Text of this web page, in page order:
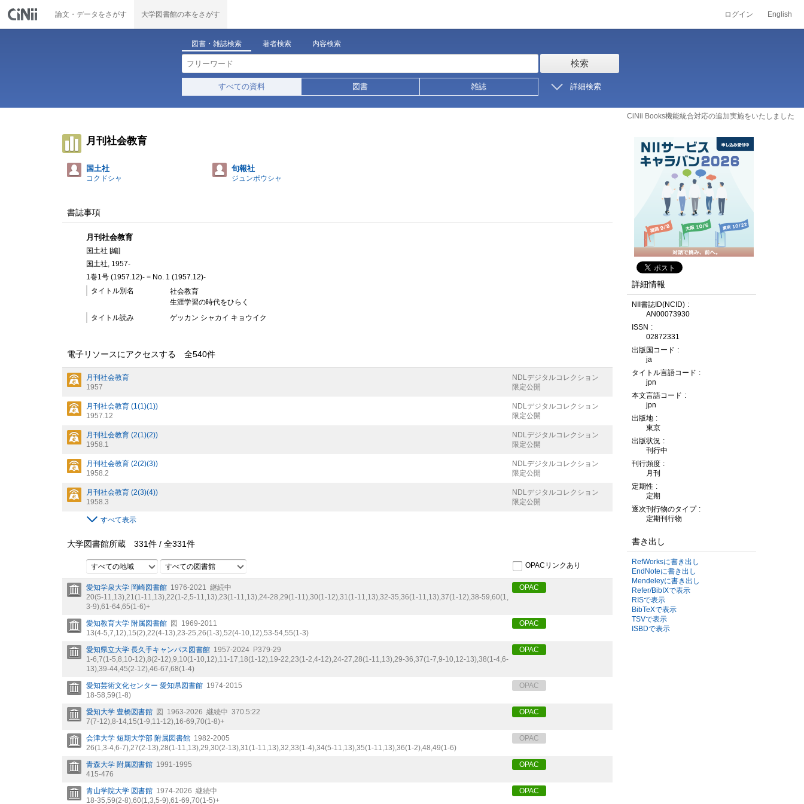
論文・データをさがす 大学図書館の本をさがす ログイン English
図書・雑誌検索 著者検索 内容検索
検索
すべての資料 図書 雑誌 詳細検索
CiNii Books機能統合対応の追加実施をいたしました
月刊社会教育
国土社
コクドシャ
旬報社
ジュンポウシャ
書誌事項
月刊社会教育
国土社 [編]
国土社, 1957-
1巻1号 (1957.12)- = No. 1 (1957.12)-
タイトル別名
社会教育
生涯学習の時代をひらく
タイトル読み
ゲッカン シャカイ キョウイク
電子リソースにアクセスする 全540件
月刊社会教育
1957
NDLデジタルコレクション
限定公開
月刊社会教育 (1(1)(1))
1957.12
NDLデジタルコレクション
限定公開
月刊社会教育 (2(1)(2))
1958.1
NDLデジタルコレクション
限定公開
月刊社会教育 (2(2)(3))
1958.2
NDLデジタルコレクション
限定公開
月刊社会教育 (2(3)(4))
1958.3
NDLデジタルコレクション
限定公開
すべて表示
大学図書館所蔵 331件 / 全331件
すべての地域 すべての図書館 OPACリンクあり
愛知学泉大学 岡崎図書館 1976-2021 継続中
20(5-11,13),21(1-11,13),22(1-2,5-11,13),23(1-11,13),24-28,29(1-11),30(1-12),31(1-11,13),32-35,36(1-11,13),37(1-12),38-59,60(1,
3-9),61-64,65(1-6)+
OPAC
愛知教育大学 附属図書館 図
1969-2011
13(4-5,7,12),15(2),22(4-13),23-25,26(1-3),52(4-10,12),53-54,55(1-3)
OPAC
愛知県立大学 長久手キャンパス図書館 1957-2024 P379-29
1-6,7(1-5,8,10-12),8(2-12),9,10(1-10,12),11-17,18(1-12),19-22,23(1-2,4-12),24-27,28(1-11,13),29-36,37(1-7,9-10,12-13),38(1-4,6-
13),39-44,45(2-12),46-67,68(1-4)
OPAC
愛知芸術文化センター 愛知県図書館 1974-2015
18-58,59(1-8)
OPAC
愛知大学 豊橋図書館 図 1963-2026 継続中 370.5:22
7(7-12),8-14,15(1-9,11-12),16-69,70(1-8)+
OPAC
会津大学 短期大学部 附属図書館 1982-2005
26(1,3-4,6-7),27(2-13),28(1-11,13),29,30(2-13),31(1-11,13),32,33(1-4),34(5-11,13),35(1-11,13),36(1-2),48,49(1-6)
OPAC
青森大学 附属図書館 1991-1995
415-476
OPAC
青山学院大学 図書館 1974-2026 継続中
18-35,59(2-8),60(1,3,5-9),61-69,70(1-5)+
OPAC
詳細情報
NII書誌ID(NCID)
AN00073930
ISSN
02872331
出版国コード
ja
タイトル言語コード
jpn
本文言語コード
jpn
出版地
東京
出版状況
刊行中
刊行頻度
月刊
定期性
定期
逐次刊行物のタイプ
定期刊行物
書き出し
RefWorksに書き出し
EndNoteに書き出し
Mendeleyに書き出し
Refer/BibIXで表示
RISで表示
BibTeXで表示
TSVで表示
ISBDで表示